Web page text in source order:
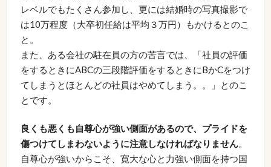
レベルでもたくさん参加し、更には結婚時の写真撮影で
は10万程度（大卒初任給は平均３万円）もかけるとのこ
と。
また、ある会社の駐在員の方の苦言では、「社員の評価
をするときにABCの三段階評価をするときにBかCをつけ
てしまうとほとんどの社員はやめてしまう。。」とのこ
とです。
良くも悪くも自尊心が強い側面があるので、プライドを
傷つけてしまわないように注意しなければなりません。
自尊心が強いからこそ、寛大な心と力強い側面を持つ国